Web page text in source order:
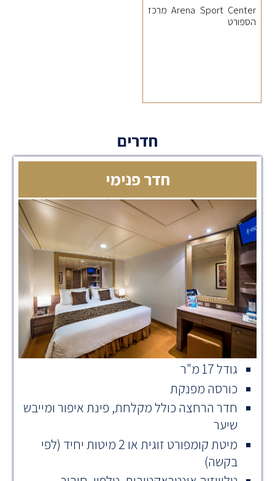
Arena Sport Center מרכז
הספורט
חדרים
חדר פנימי
גודל 17 מ"ר
כורסה מפנקת
חדר הרחצה כולל מקלחת, פינת איפור ומייבש
שיער
מיטת קומפורט זוגית או 2 מיטות יחיד (לפי
בקשה)